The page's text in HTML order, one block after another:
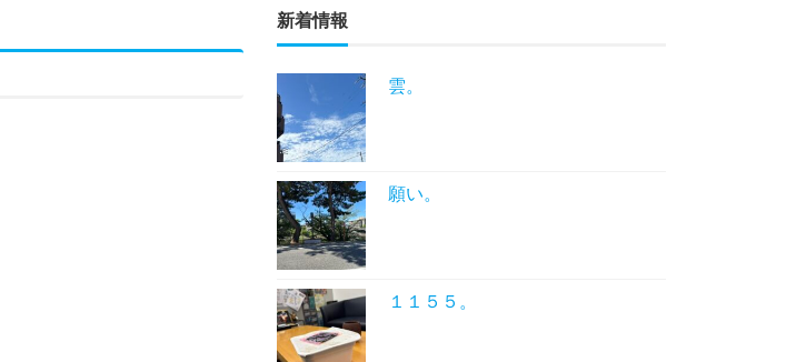
新着情報
雲。
願い。
１１５５。